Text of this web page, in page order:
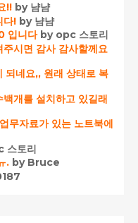
!! by 냠냠
다! by 냠냠
입니다by opc 스토리
시면 감사 감사할께요
되네요,, 원래 상태로 복
개를 설치하고 있길래
무자료가 있는 노트북에
스토리
. by Bruce